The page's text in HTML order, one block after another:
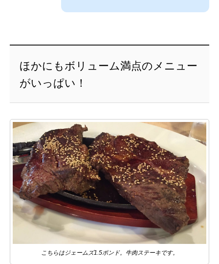
ほかにもボリューム満点のメニュー
がいっぱい！
こちらはジェームズ1.5ポンド。牛肉ステーキです。